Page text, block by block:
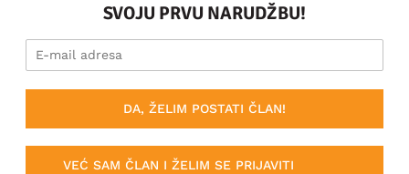
SVOJU PRVU NARUDŽBU!
DA, ŽELIM POSTATI ČLAN!
VEĆ SAM ČLAN I ŽELIM SE PRIJAVITI